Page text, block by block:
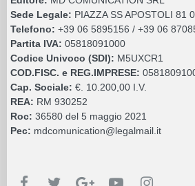
Sede Legale: PIAZZA SS APOSTOLI 81
Telefono: +39 06 5895156 / +39 06
Partita IVA: 05818091000
Codice Univoco (SDI): M5UXCR1
COD.FISC. e REG.IMPRESE:
Cap. Sociale: €. 10.200,00 I.V.
REA: RM 930252
Roc: 36580 del 5 maggio 2021
Pec: mdcomunication@legalmail.it